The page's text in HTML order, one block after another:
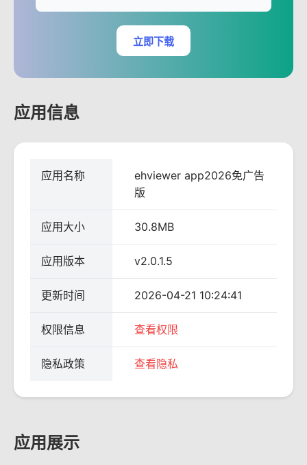
立即下载
应用信息
应用名称
ehviewer app2026免广告
版
应用大小 30.8MB
应用版本 v2.0.1.5
更新时间 2026-04-21 10:24:41
权限信息 查看权限
隐私政策 查看隐私
应用展示